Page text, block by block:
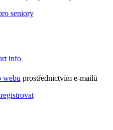
webu prostřednictvím e-mailů